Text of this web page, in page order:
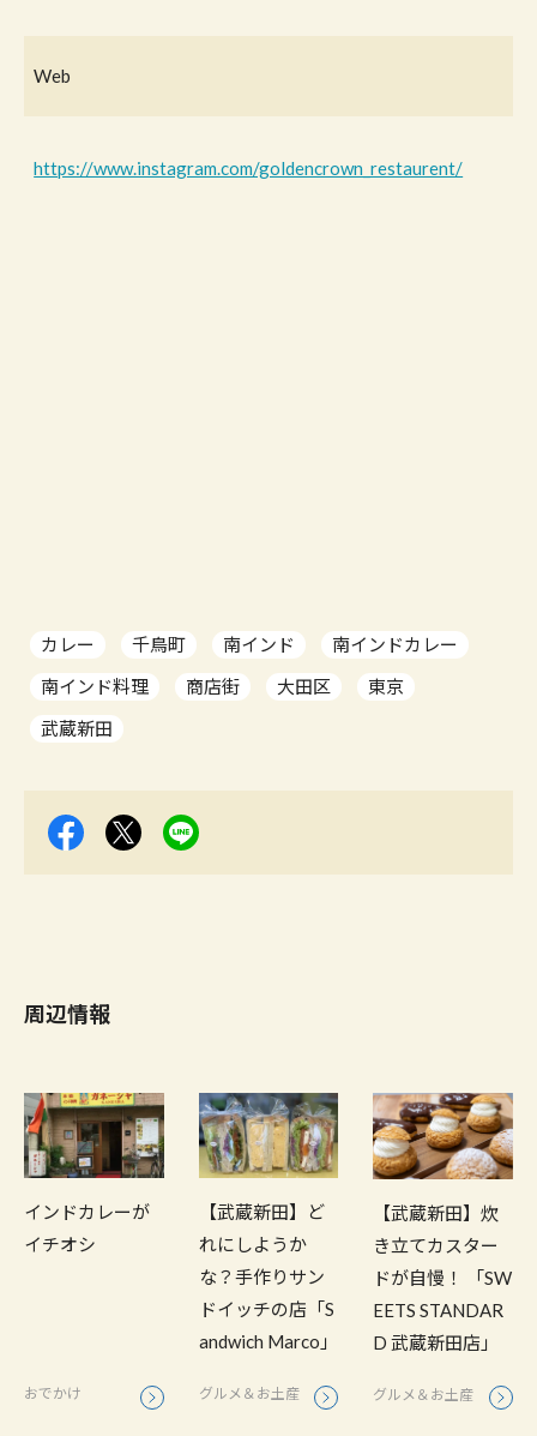
Web
https://www.instagram.com/goldencrown_restaurent/
カレー 千鳥町 南インド
南インドカレー
南インド料理
商店街 大田区
東京
武蔵新田
周辺情報
インドカレーが
イチオシ
おでかけ
【武蔵新田】ど
れにしようか
な？手作りサン
ドイッチの店「S
andwich Marco」
グルメ＆お土産
【武蔵新田】炊
き立てカスター
ドが自慢！ 「SW
EETS STANDAR
D 武蔵新田店」
グルメ＆お土産